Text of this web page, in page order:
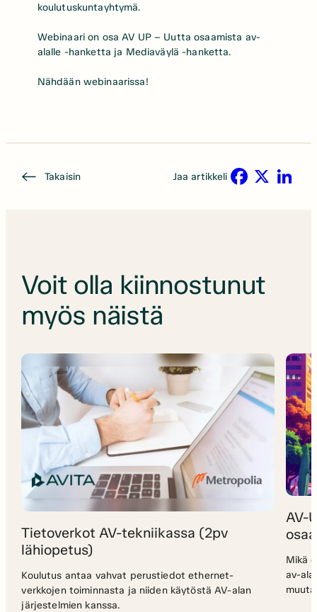
koulutuskuntayhtymä.
Webinaari on osa AV UP – Uutta osaamista av-
alalle -hanketta ja Mediaväylä -hanketta.
Nähdään webinaarissa!
Takaisin
Jaa artikkeli
Voit olla kiinnostunut
myös näistä
Tietoverkot AV-tekniikassa (2pv
lähiopetus)
Koulutus antaa vahvat perustiedot ethernet-
verkkojen toiminnasta ja niiden käytöstä AV-alan
järjestelmien kanssa.
AV-
Mikä
av-